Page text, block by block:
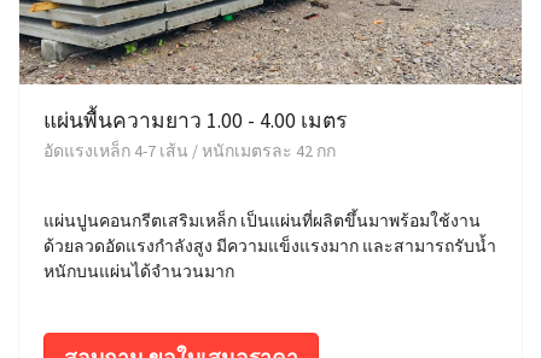
แผ่นพื้นความยาว 1.00 - 4.00 เมตร
อัดแรงเหล็ก 4-7 เส้น / หนักเมตรละ 42 กก
แผ่นปูนคอนกรีตเสริมเหล็ก เป็นแผ่นที่ผลิตขึ้นมาพร้อมใช้งาน
ด้วยลวดอัดแรงกำลังสูง มีความแข็งแรงมาก และสามารถรับน้ำ
หนักบนแผ่นได้จำนวนมาก